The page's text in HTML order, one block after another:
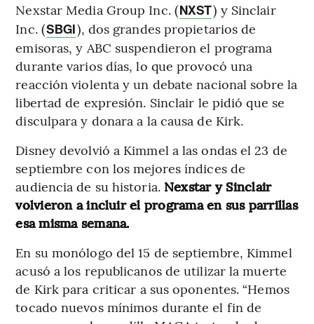
Nexstar Media Group Inc. (NXST) y Sinclair
Inc. (SBGI), dos grandes propietarios de
emisoras, y ABC suspendieron el programa
durante varios días, lo que provocó una
reacción violenta y un debate nacional sobre la
libertad de expresión. Sinclair le pidió que se
disculpara y donara a la causa de Kirk.
Disney devolvió a Kimmel a las ondas el 23 de
septiembre con los mejores índices de
audiencia de su historia. Nexstar y Sinclair
volvieron a incluir el programa en sus parrillas
esa misma semana.
En su monólogo del 15 de septiembre, Kimmel
acusó a los republicanos de utilizar la muerte
de Kirk para criticar a sus oponentes. “Hemos
tocado nuevos mínimos durante el fin de